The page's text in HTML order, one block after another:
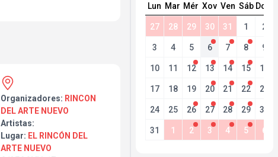
Organizadores: RINCON
DEL ARTE NUEVO
Artistas:
Lugar: EL RINCÓN DEL
ARTE NUEVO
Lun Mar Mér Xov Ven Sáb Dom
27 28 29 30 31 1 2
3 4 5 6 7 8 9
10 11 12 13 14 15 16
17 18 19 20 21 22 23
24 25 26 27 28 29 30
31 1 2 3 4 5 6